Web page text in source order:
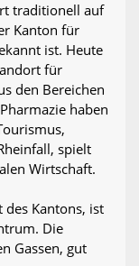
traditionell auf
Kanton für
ist. Heute
für
den Bereichen
haben
spielt
Wirtschaft.
des Kantons, ist
Die
Gassen, gut